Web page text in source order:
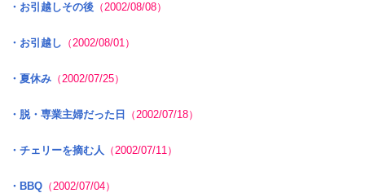
・お引越しその後（2002/08/08）
・お引越し （2002/08/01）
・夏休み（2002/07/25）
・脱・専業主婦だった日 （2002/07/18）
・チェリーを摘む人 （2002/07/11）
・BBQ（2002/07/04）